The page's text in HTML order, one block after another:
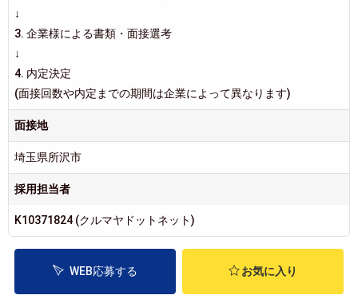
↓
3. 企業様による書類・面接選考
↓
4. 内定決定
(面接回数や内定までの期間は企業によって異なります)
面接地
埼玉県所沢市
採用担当者
K10371824 (クルマヤドットネット)
WEB応募する お気に入り